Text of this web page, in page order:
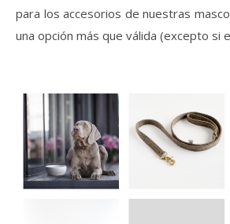
para los accesorios de nuestras
una opción más que válida (excepto si